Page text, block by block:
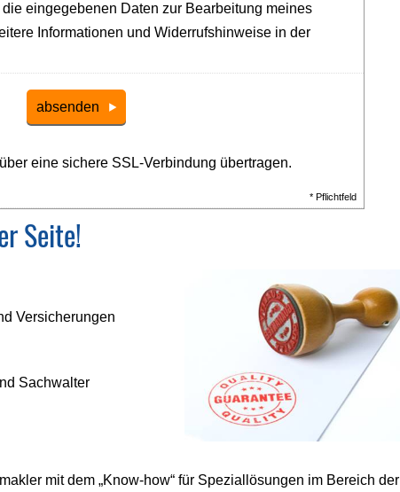
die eingegebenen Daten zur Bearbeitung meines
Informationen und Widerrufshinweise in der
absenden
eine sichere SSL-Verbindung übertragen.
* Pflichtfeld
Seite!
Versicherungen
Sachwalter
mit dem „Know-how“ für Speziallösungen im Bereich der